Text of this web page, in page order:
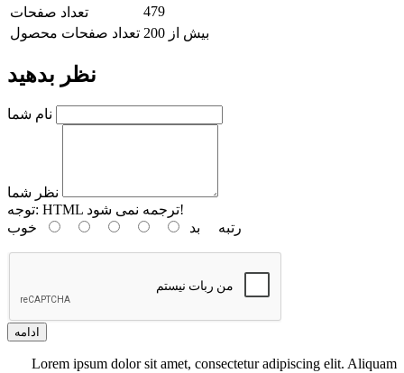
تعداد صفحات
479
تعداد صفحات محصول
بیش از 200
نظر بدهید
نام شما
نظر شما
توجه:
HTML ترجمه نمی شود!
رتبه بد خوب
ادامه
Lorem ipsum dolor sit amet, consectetur adipiscing elit. Aliquam